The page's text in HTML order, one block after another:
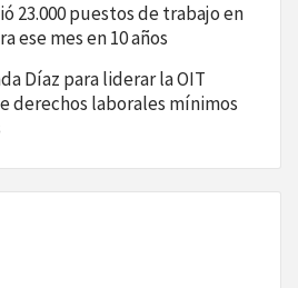
23.000 puestos de trabajo en
ese mes en 10 años
Díaz para liderar la OIT
derechos laborales mínimos